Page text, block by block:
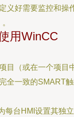
义好需要监控和操
用WinCC
目（或在一个项目
全一致的SMART
每台HMI设置其独立